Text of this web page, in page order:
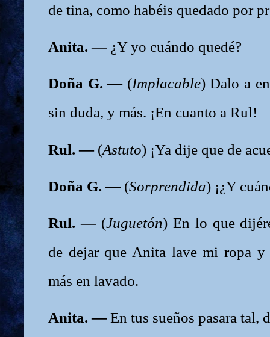
de tina, como habéis quedado por
Anita. — ¿Y yo cuándo quedé?
Doña G. — (Implacable) Dalo a
sin duda, y más. ¡En cuanto a Rul!
Rul. — (Astuto) ¡Ya dije que de
Doña G. — (Sorprendida) ¡¿Y
Rul. — (Juguetón) En lo que
de dejar que Anita lave mi ropa y
más en lavado.
Anita. —En tus sueños pasara tal,